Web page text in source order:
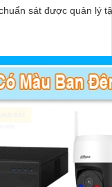
sát được quản lý